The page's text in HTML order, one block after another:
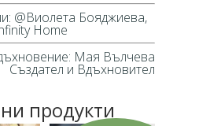
@Виолета Бояджиева,
Home
Мая Вълчева
Създател и Вдъхновител
продукти